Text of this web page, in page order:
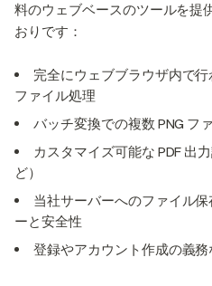
料のウェブベースのツールを提
おりです：
完全にウェブブラウザ内で
ファイル処理
バッチ変換での複数 PNG フ
カスタマイズ可能な PDF 出
ど）
当社サーバーへのファイル
ーと安全性
登録やアカウント作成の義